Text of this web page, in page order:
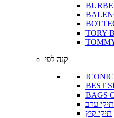
TORY
קנה לפי
ICONIC
BEST
BAGS
תיקי ערב
תיקי קיץ